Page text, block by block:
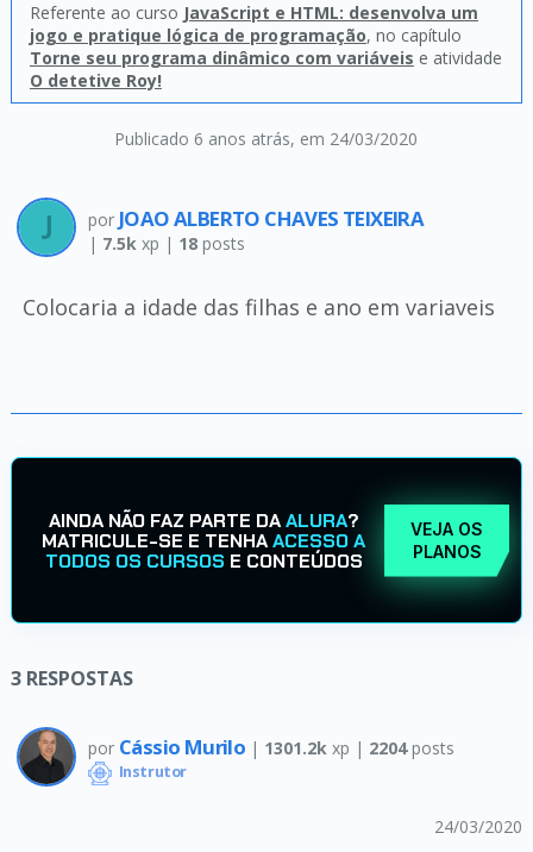
Publicado 6 anos atrás, em 24/03/2020
Referente ao curso JavaScript e HTML: desenvolva um
jogo e pratique lógica de programação, no capítulo
Torne seu programa dinâmico com variáveis e atividade
O detetive Roy!
por JOAO ALBERTO CHAVES TEIXEIRA
| 7.5kxp | 18posts
Colocaria a idade das filhas e ano em variaveis
AINDA NÃO FAZ PARTE DAALURA?
MATRICULE-SE E TENHAACESSO A
TODOS OS CURSOS E CONTEÚDOS
VEJA OS
PLANOS
3 RESPOSTAS
por Cássio Murilo | 1301.2k xp | 2204posts
Instrutor
24/03/2020